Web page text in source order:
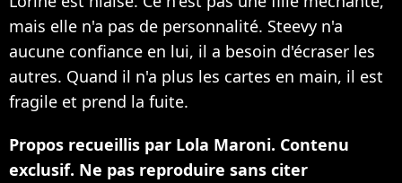
mais elle n'a pas de personnalité. Steevy n'a
aucune confiance en lui, il a besoin d'écraser les
autres. Quand il n'a plus les cartes en main, il est
fragile et prend la fuite.
Propos recueillis par Lola Maroni. Contenu
exclusif. Ne pas reproduire sans citer